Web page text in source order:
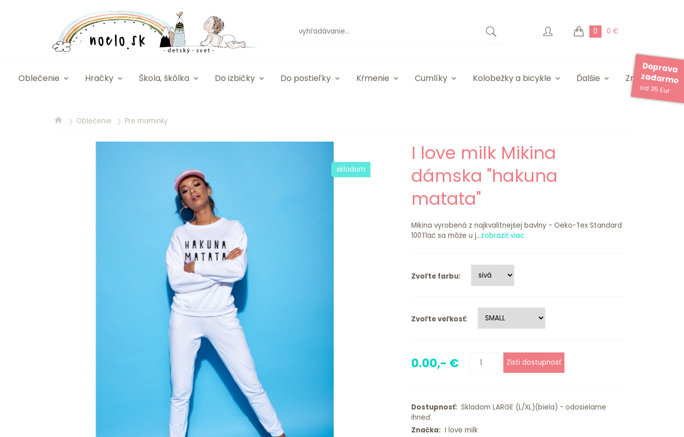
0 0 €
Doprava
zadarmo
od 35 Eur
Oblečenie Hračky Škola, škôlka Do izbičky Do postieľky Kŕmenie Cumlíky Kolobežky a bicykle Ďalšie Značky
❯ Oblečenie ❯ Pre maminky
skladom
I love milk Mikina
dámska "hakuna
matata"
Mikina vyrobená z najkvalitnejšej bavlny - Oeko-Tex Standard
100Tlač sa môže u j...zobraziť viac
Zvoľte farbu:
Zvoľte veľkosť:
0.00,- €
Dostupnosť:Skladom LARGE (L/XL)(biela) - odosielame
ihneď.
Značka:I love milk